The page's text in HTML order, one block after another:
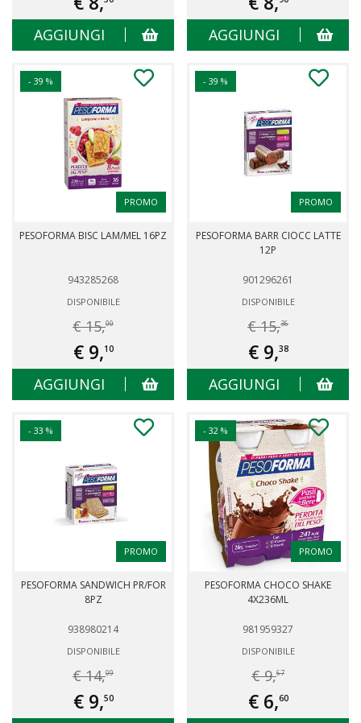
AGGIUNGI AGGIUNGI
- 39 %
PROMO
PESOFORMA BISC LAM/MEL 16PZ
943285268
DISPONIBILE
€ 15,00
€ 9,10
AGGIUNGI
- 39 %
PROMO
PESOFORMA BARR CIOCC LATTE
12P
901296261
DISPONIBILE
€ 15,36
€ 9,38
AGGIUNGI
- 33 %
PROMO
PESOFORMA SANDWICH PR/FOR
8PZ
938980214
DISPONIBILE
€ 14,09
€ 9,50
- 32 %
PROMO
PESOFORMA CHOCO SHAKE
4X236ML
981959327
DISPONIBILE
€ 9,67
€ 6,60